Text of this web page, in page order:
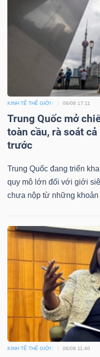
KINH TẾ THẾ GIỚI 06/08 17:11
Trung Quốc mở
toàn cầu, rà soát
trước
Trung Quốc đang triển
quy mô lớn đối với giới
chưa nộp từ những
KINH TẾ THẾ GIỚI 06/08 11:40
tài
chính
Dữ
liệu